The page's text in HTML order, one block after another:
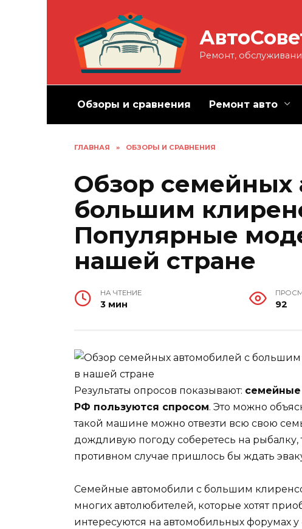
Ремонт,
Обзоры и сравнения Ремонт авто
ГЛАВНАЯ » ОБЗОРЫ И СРАВНЕНИЯ
Обзор семейных
большим
Популярные
нашей стране
НА ЧТЕНИЕ
3 мин 92
Результаты опросов показывают:
РФ пользуются спросом. Это можно
такой машине можно отвезти всю свою
дождливую погоду соберетесь на рыбалку,
противном случае пришлось бы ждать
Семейные автомобили с большим
многих автолюбителей, которые хотят
интересуются на автомобильных форумах